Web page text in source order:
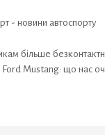
- новини автоспорту
більше
Ford Mustang: що нас